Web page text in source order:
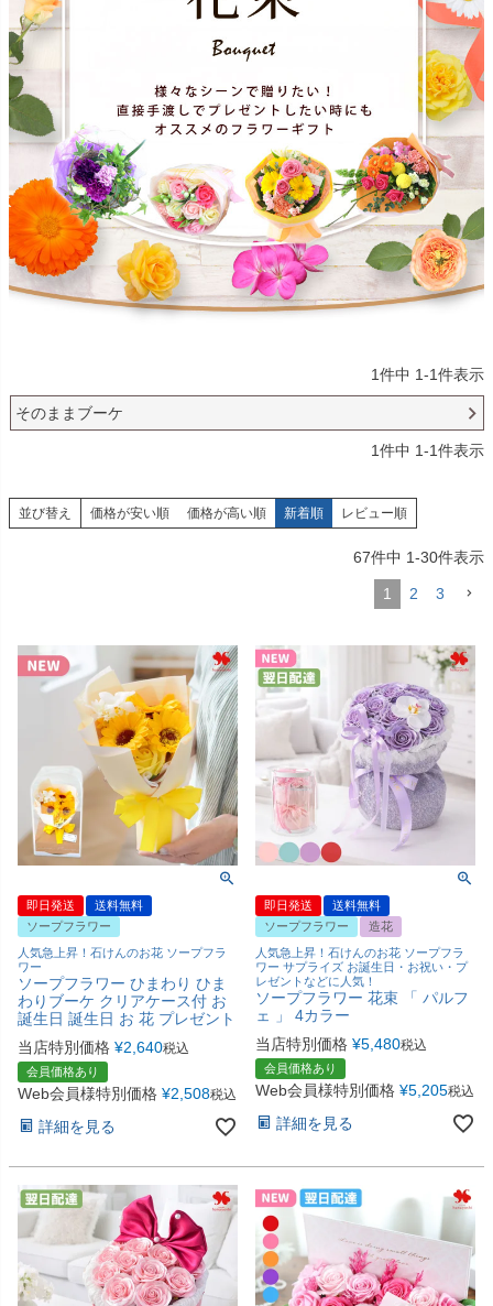
1件中 1-1件表示
そのままブーケ
1件中 1-1件表示
並び替え 価格が安い順 価格が高い順 新着順 レビュー順
67件中 1-30件表示
1 2 3
即日発送
送料無料
ソープフラワー
人気急上昇！石けんのお花 ソープフラ
ワー
ソープフラワー ひまわり ひま
わりブーケ クリアケース付 お
誕生日 誕生日 お 花 プレゼント
当店特別価格 ¥2,640税込
会員価格あり
Web会員様特別価格 ¥2,508税込
詳細を見る
即日発送
送料無料
ソープフラワー
造花
人気急上昇！石けんのお花 ソープフラ
ワー サプライズ お誕生日・お祝い・プ
レゼントなどに人気！
ソープフラワー 花束 「 パルフ
ェ 」 4カラー
当店特別価格 ¥5,480税込
会員価格あり
Web会員様特別価格 ¥5,205税込
詳細を見る